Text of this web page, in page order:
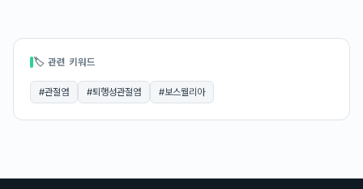
🏷 관련 키워드
#관절염 #퇴행성관절염 #보스웰리아